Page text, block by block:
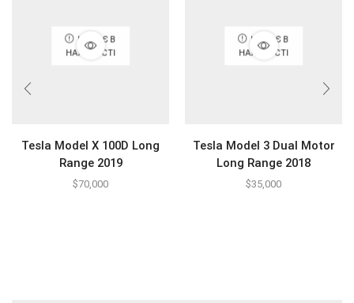
НЕМАЄ В
НАЯВНОСТІ
Tesla Model X 100D Long
Range 2019
$70,000
НЕМАЄ В
НАЯВНОСТІ
Tesla Model 3 Dual Motor
Long Range 2018
$35,000